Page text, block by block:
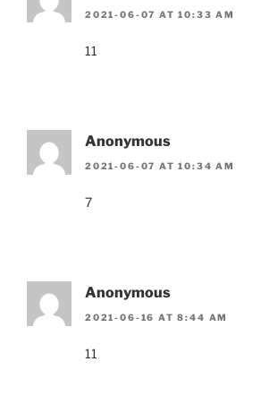
2021-06-07 AT 10:33 AM
11
Anonymous
2021-06-07 AT 10:34 AM
7
Anonymous
2021-06-16 AT 8:44 AM
11